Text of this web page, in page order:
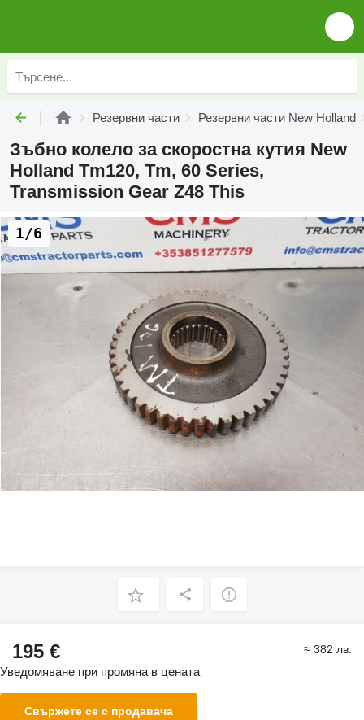
Резервни части Резервни части New Holland
Зъбно колело за скоростна кутия New
Holland Tm120, Tm, 60 Series,
Transmission Gear Z48 This
1/6
195 € ≈ 382 лв.
Уведомяване при промяна в цената
Свържете се с продавача